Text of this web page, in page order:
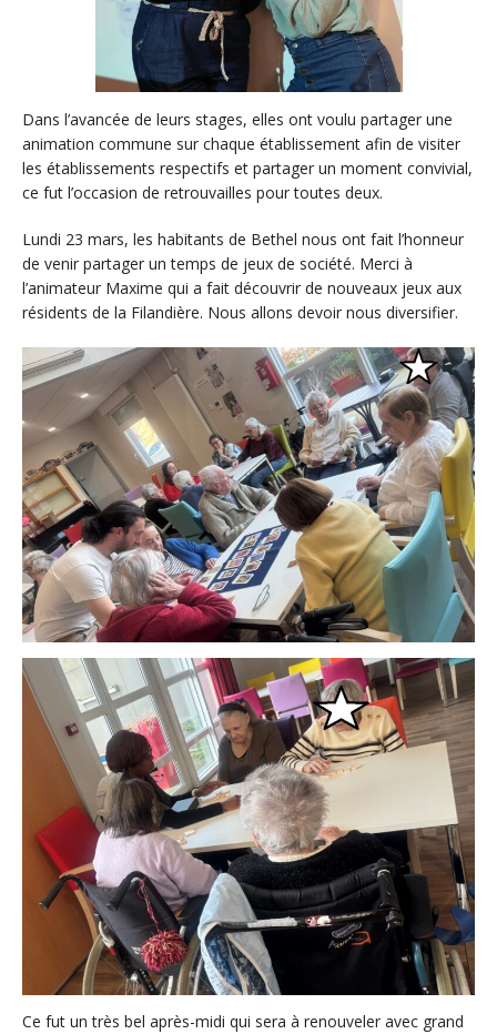
Dans l’avancée de leurs stages, elles ont voulu partager une
animation commune sur chaque établissement afin de visiter
les établissements respectifs et partager un moment convivial,
ce fut l’occasion de retrouvailles pour toutes deux.
Lundi 23 mars, les habitants de Bethel nous ont fait l’honneur
de venir partager un temps de jeux de société. Merci à
l’animateur Maxime qui a fait découvrir de nouveaux jeux aux
résidents de la Filandière. Nous allons devoir nous diversifier.
Ce fut un très bel après-midi qui sera à renouveler avec grand